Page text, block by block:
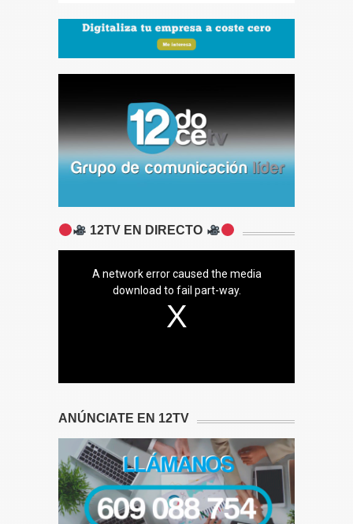
12TV EN DIRECTO
A network error caused the media
download to fail part-way.
ANÚNCIATE EN 12TV